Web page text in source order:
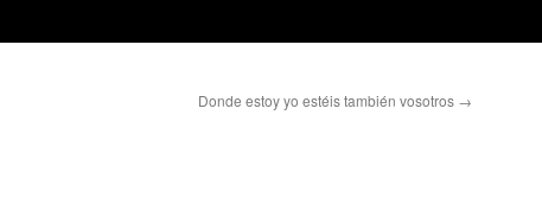
Donde estoy yo estéis también vosotros →